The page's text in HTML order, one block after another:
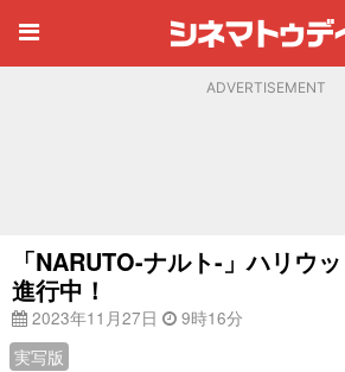
ADVERTISEMENT
「NARUTO-ナルト-」ハリウ
進行中！
2023年11月27日
9時16分
実写版